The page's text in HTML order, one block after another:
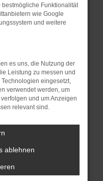
zu beheben.
Browser und dein
neuesten Stand
nicht nur ein
kann auch dazu
Funktionen nicht
Schritte
uns bitte. Wir
Funktionalität
wie Google
und weitere
es uns, die Nutzung der
Leistung zu messen und
eingesetzt,
verwendet werden, um
und um Anzeigen
relevant sind.
ablehnen